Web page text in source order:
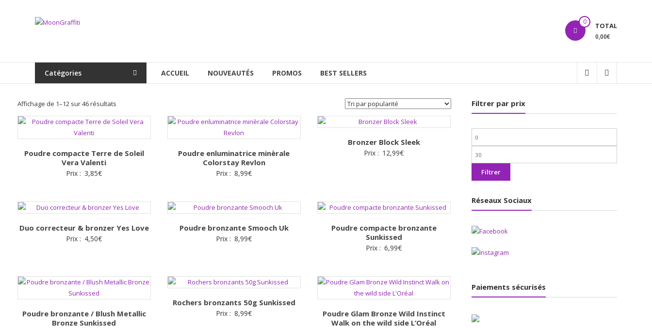
MoonGraffiti 0 TOTAL
0,00€
Catégories ACCUEIL NOUVEAUTÉS PROMOS BEST SELLERS
Affichage de 1–12 sur 46 résultats
par
popularité
Poudre compacte Terre de Soleil
Vera Valenti
Prix : 3,85€
Poudre enluminatrice minèrale
Colorstay Revlon
Prix : 8,99€
Bronzer Block Sleek
Prix : 12,99€
Duo correcteur & bronzer Yes Love
Prix : 4,50€
Poudre bronzante Smooch Uk
Prix : 8,99€
Poudre compacte bronzante
Sunkissed
Prix : 6,99€
Poudre bronzante / Blush Metallic
Bronze Sunkissed
Rochers bronzants 50g Sunkissed
Prix : 8,99€
Poudre Glam Bronze Wild Instinct
Walk on the wild side L’Oréal
Filtrer par prix
Prix
min
Prix
max
Filtrer
Réseaux Sociaux
Paiements sécurisés